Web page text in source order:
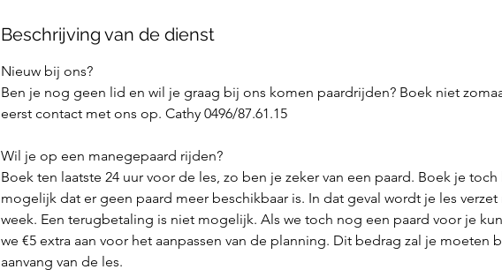
Beschrijving van de dienst
Nieuw bij ons?
Ben je nog geen lid en wil je graag bij ons komen paardrijden? Boek niet
eerst contact met ons op. Cathy 0496/87.61.15
Wil je op een manegepaard rijden?
Boek ten laatste 24 uur voor de les, zo ben je zeker van een paard. Boek je toch
mogelijk dat er geen paard meer beschikbaar is. In dat geval wordt je les
week. Een terugbetaling is niet mogelijk. Als we toch nog een paard voor je
we €5 extra aan voor het aanpassen van de planning. Dit bedrag zal je moeten
aanvang van de les.